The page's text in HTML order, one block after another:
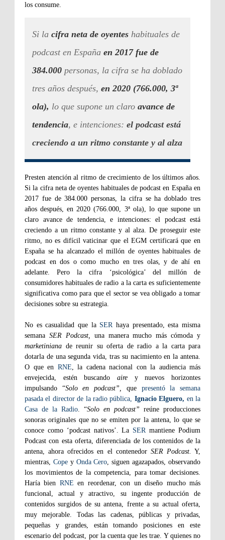
los consume.
Si la cifra neta de oyentes habituales de
podcast en España en 2017 fue de
384.000 personas, la cifra se ha doblado
tres años después, en 2020 (766.000, 3ª
ola), lo que supone un claro avance de
tendencia, e intenciones: el podcast está
creciendo a un ritmo constante y al alza
Presten atención al ritmo de crecimiento de los últimos años.
Si la cifra neta de oyentes habituales de podcast en España en
2017 fue de 384.000 personas, la cifra se ha doblado tres
años después, en 2020 (766.000, 3ª ola), lo que supone un
claro avance de tendencia, e intenciones: el podcast está
creciendo a un ritmo constante y al alza. De proseguir este
ritmo, no es difícil vaticinar que el EGM certificará que en
España se ha alcanzado el millón de oyentes habituales de
podcast en dos o como mucho en tres olas, y de ahí en
adelante. Pero la cifra ‘psicológica’ del millón de
consumidores habituales de radio a la carta es suficientemente
significativa como para que el sector se vea obligado a tomar
decisiones sobre su estrategia.
No es casualidad que la SER haya presentado, esta misma
semana SER Podcast,
una manera mucho más cómoda y
marketiniana de reunir su oferta de radio a la carta para
dotarla de una segunda vida, tras su nacimiento en la antena.
O que en RNE , la cadena nacional con la audiencia más
envejecida, estén buscando aire y nuevos horizontes
impulsando “Solo en podcast”, que presentó la semana
pasada el director de la radio pública, Ignacio Elguero, en la
Casa de la Radio . “Solo en podcast” reúne producciones
sonoras originales que no se emiten por la antena, lo que se
conoce como ‘podcast nativos’. La SER mantiene Podium
Podcast con esta oferta, diferenciada de los contenidos de la
antena, ahora ofrecidos en el contenedor SER Podcast.
Y,
mientras, Copey Onda Cero , siguen agazapados, observando
los movimientos de la competencia, para tomar decisiones.
Haría bien RNE en reordenar, con un diseño mucho más
funcional, actual y atractivo, su ingente producción de
contenidos surgidos de su antena, frente a su actual oferta,
muy mejorable. Todas las cadenas, públicas y privadas,
pequeñas y grandes, están tomando posiciones en este
escenario del podcast, por la cuenta que les trae. Y quienes no